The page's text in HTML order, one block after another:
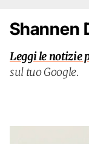
Shannen
Leggi le notizie
sul tuo Google.